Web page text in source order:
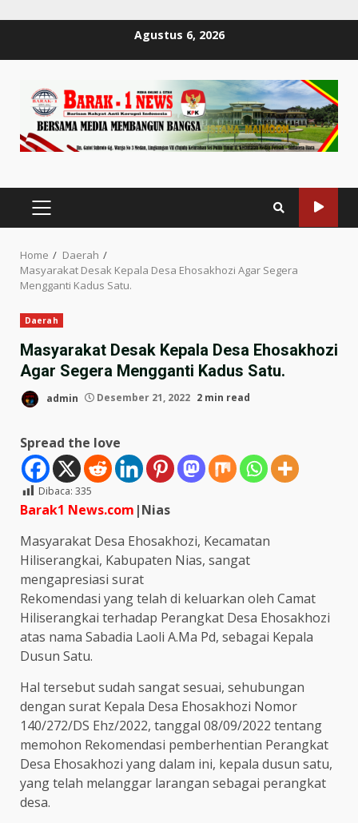
Agustus 6, 2026
PRIMARY
MENU
Home
Daerah
Masyarakat Desak Kepala Desa Ehosakhozi Agar Segera
Mengganti Kadus Satu.
Daerah
Masyarakat Desak Kepala Desa Ehosakhozi
Agar Segera Mengganti Kadus Satu.
admin Desember 21, 2022 2 min read
Spread the love
Dibaca: 335
Barak1 News.com |Nias
Masyarakat Desa Ehosakhozi, Kecamatan
Hiliserangkai, Kabupaten Nias, sangat
mengapresiasi surat
Rekomendasi yang telah di keluarkan oleh Camat
Hiliserangkai terhadap Perangkat Desa Ehosakhozi
atas nama Sabadia Laoli A.Ma Pd, sebagai Kepala
Dusun Satu.
Hal tersebut sudah sangat sesuai, sehubungan
dengan surat Kepala Desa Ehosakhozi Nomor
140/272/DS Ehz/2022, tanggal 08/09/2022 tentang
memohon Rekomendasi pemberhentian Perangkat
Desa Ehosakhozi yang dalam ini, kepala dusun satu,
yang telah melanggar larangan sebagai perangkat
desa.